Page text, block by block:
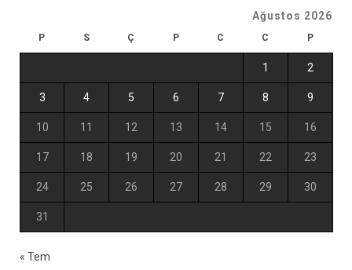
Ağustos 2026
P S Ç P C C P
1 2
3 4 5 6 7 8 9
10 11 12 13 14 15 16
17 18 19 20 21 22 23
24 25 26 27 28 29 30
31
« Tem